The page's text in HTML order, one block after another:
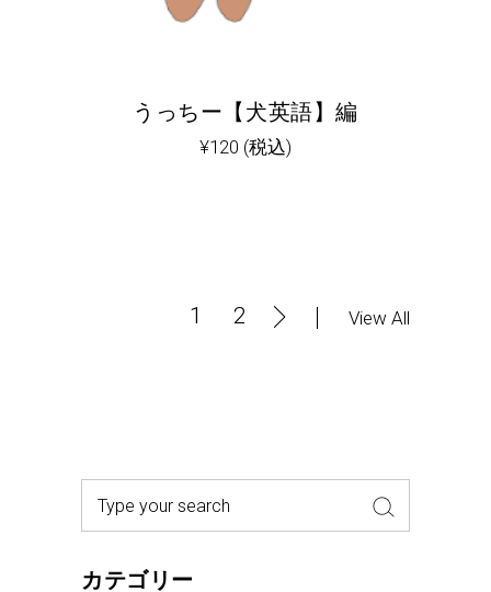
うっちー【犬英語】編
¥120 (税込)
1 2 View All
for:
カテゴリー